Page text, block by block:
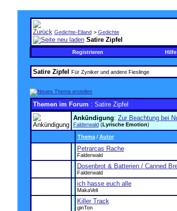
Gedichte-Eiland > Gedichte
Satire Zipfel
Registrieren Hilfe
Satire Zipfel Für Zyniker und andere Fieslinge
Themen im Forum : Satire Zipfel
Ankündigung: Zur Beachtung bei
Falderwald(Lyrische Emotion)
Thema/ Autor
Petrarcas Rache
Falderwald
Dosenbrot & Batterien / Canned
Falderwald
ich hasse euch alle
MakaVeli
Killer Track
ginTon